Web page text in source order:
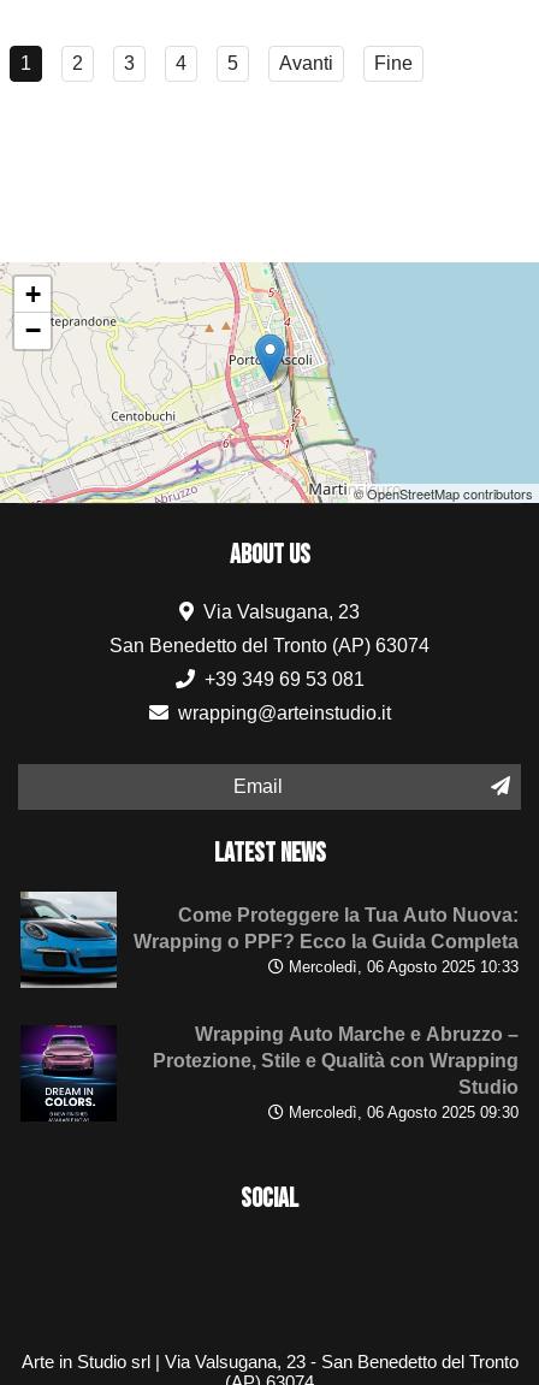
1 2 3 4 5 Avanti Fine
+
−
© OpenStreetMap contributors
ABOUT US
Via Valsugana, 23
San Benedetto del Tronto (AP) 63074
+39 349 69 53 081
wrapping@arteinstudio.it
Email
LATEST NEWS
Come Proteggere la Tua Auto Nuova:
Wrapping o PPF? Ecco la Guida Completa
Mercoledì, 06 Agosto 2025 10:33
Wrapping Auto Marche e Abruzzo –
Protezione, Stile e Qualità con Wrapping
Studio
Mercoledì, 06 Agosto 2025 09:30
SOCIAL
Arte in Studio srl | Via Valsugana, 23 - San Benedetto del Tronto